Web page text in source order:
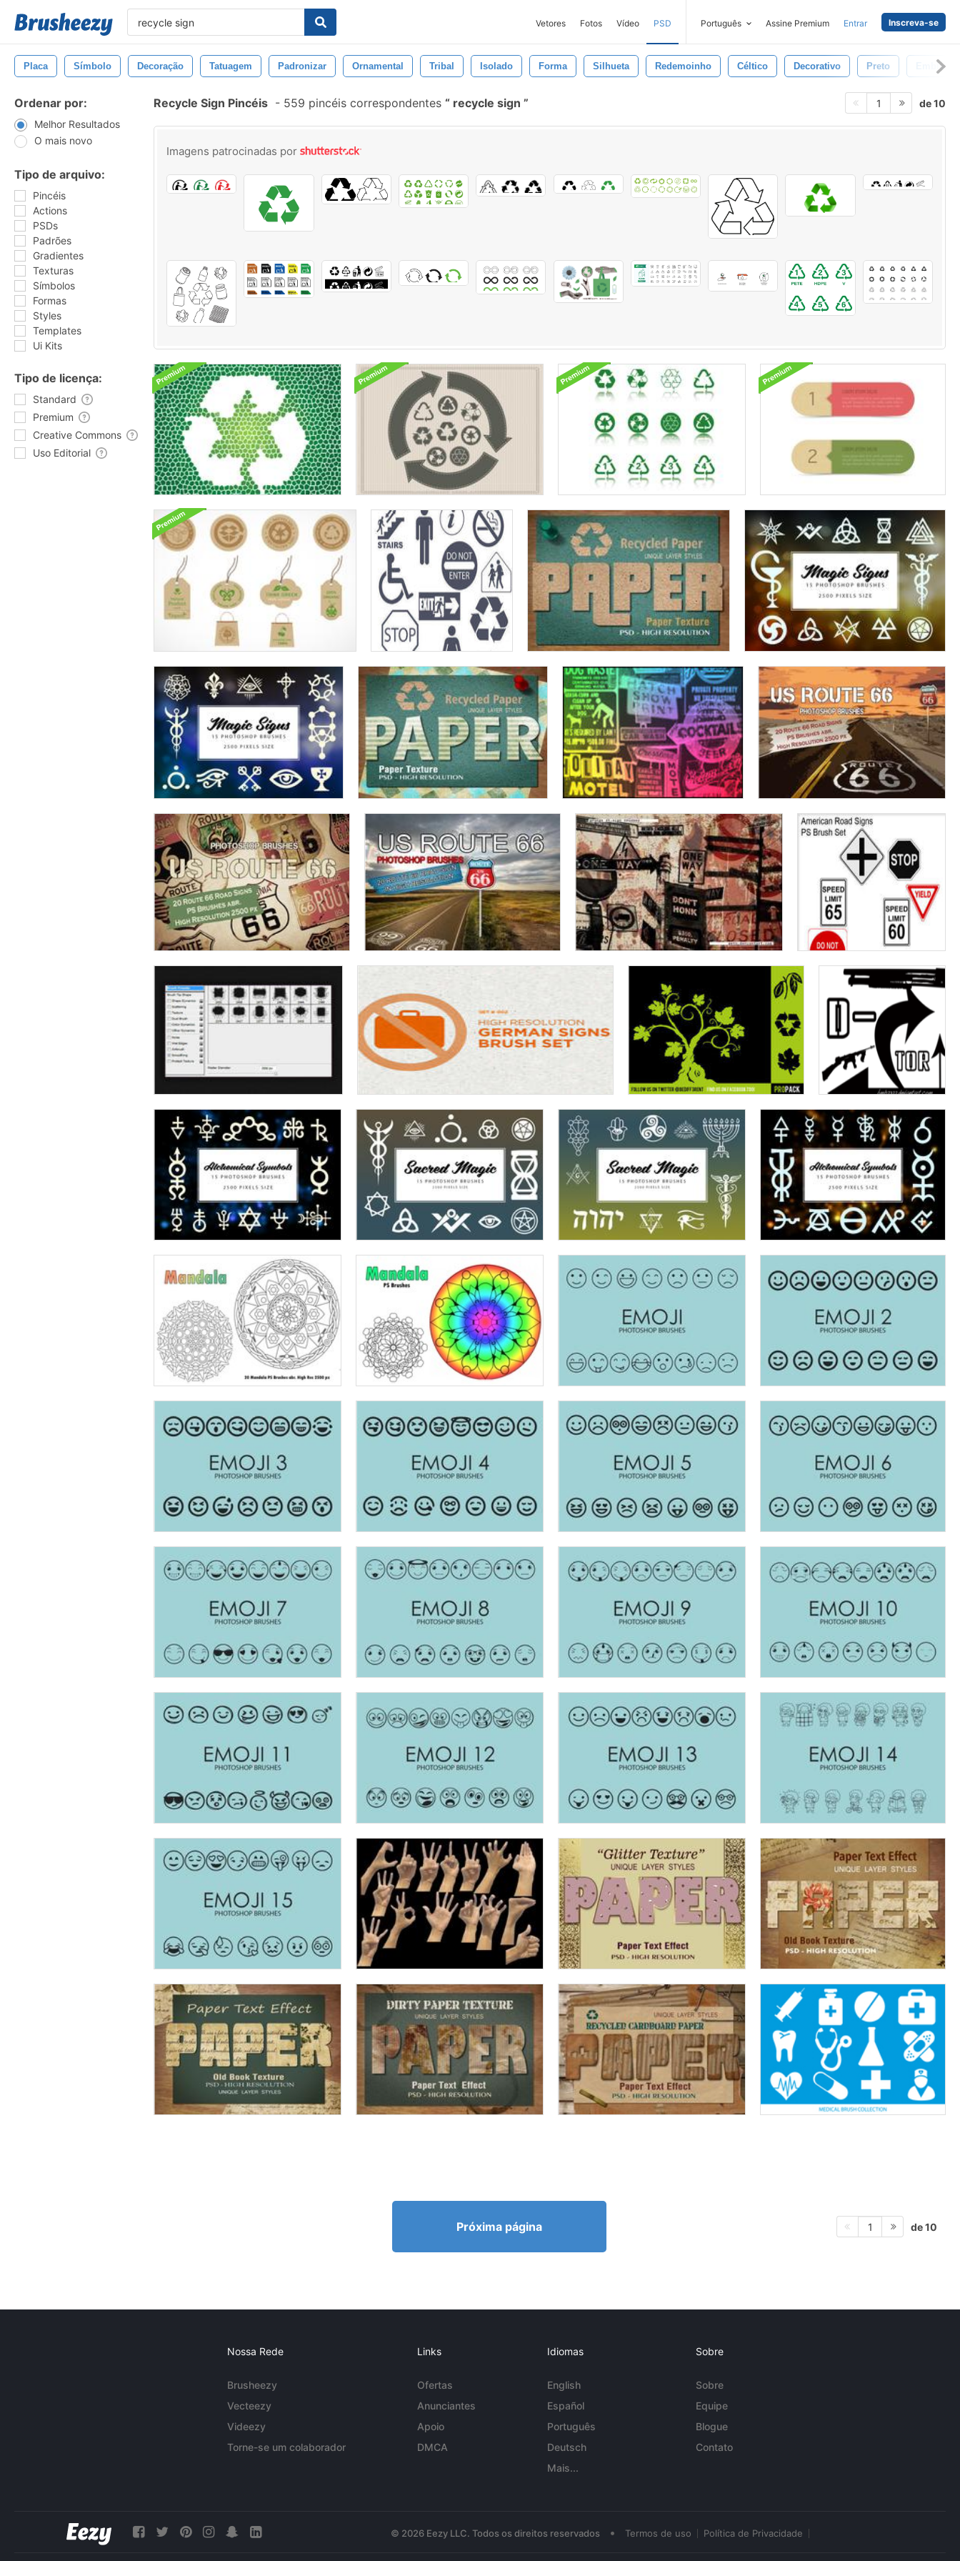
Vetores Fotos Vídeo PSD Português Assine Premium Entrar Inscreva-se
Placa Símbolo Decoração Tatuagem Padronizar Ornamental Tribal Isolado Forma Silhueta Redemoinho Céltico Decorativo Preto Emblema
Ordenar por:
Melhor Resultados
O mais novo
Tipo de arquivo:
Pincéis
Actions
PSDs
Padrões
Gradientes
Texturas
Símbolos
Formas
Styles
Templates
Ui Kits
Tipo de licença:
Standard
Premium
Creative Commons
Uso Editorial
Recycle Sign Pincéis - 559 pincéis correspondentes recycle sign 1 de 10
Imagens patrocinadas por
Próxima página 1 de 10
Nossa Rede
Brusheezy
Vecteezy
Videezy
Torne-se um colaborador
Links
Ofertas
Anunciantes
Apoio
DMCA
Idiomas
English
Español
Português
Deutsch
Mais...
Sobre
Sobre
Equipe
Blogue
Contato
© 2026 Eezy LLC. Todos os direitos reservados • Termos de uso Política de Privacidade